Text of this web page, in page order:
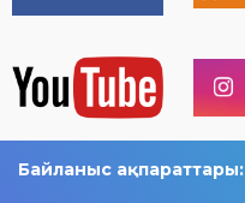
Байланыс ақпараттары: